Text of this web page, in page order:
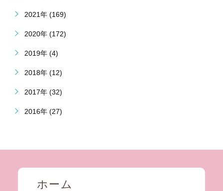
2021年 (169)
2020年 (172)
2019年 (4)
2018年 (12)
2017年 (32)
2016年 (27)
ホーム